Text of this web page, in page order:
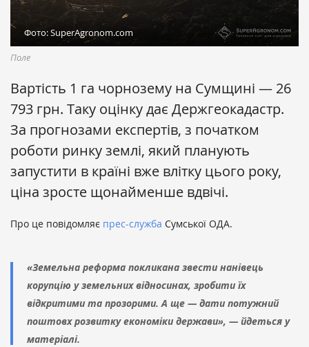
Фото: SuperAgronom.com
Поле
Вартість 1 га чорнозему на Сумщині — 26
793 грн. Таку оцінку дає Держгеокадастр.
За прогнозами експертів, з початком
роботи ринку землі, який планують
запустити в країні вже влітку цього року,
ціна зросте щонайменше вдвічі.
Про це повідомляє прес-служба Сумської ОДА.
«Земельна реформа покликана звести нанівець
корупцію у земельних відносинах, зробити їх
відкритими та прозорими. А ще — дати потужний
поштовх розвитку економіки держави», — йдеться у
матеріалі.